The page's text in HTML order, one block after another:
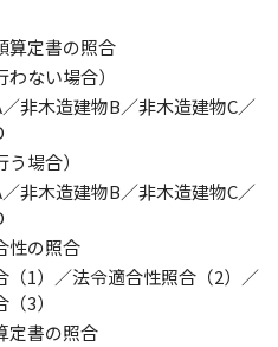
算定書の照合
わない場合）
非木造建物B／非木造建物C／
う場合）
非木造建物B／非木造建物C／
性の照合
（1）／法令適合性照合（2）／
3）
定書の照合